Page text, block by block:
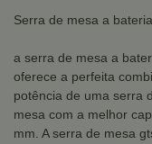
Serra de mesa a
a serra de mesa a
oferece a perfeita
potência de uma serra
mesa com a melhor
mm. A serra de mesa